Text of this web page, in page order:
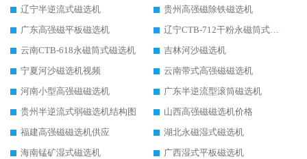
辽宁半逆流式磁选机
贵州高强磁除铁磁选机
广东高强磁平板磁选机
辽宁CTB-712干粉永磁筒式磁选机
云南CTB-618永磁筒式磁选机
吉林河沙磁选机
宁夏河沙磁选机视频
云南带式高强磁磁选机
河南小型高强磁磁选机
广东半逆流型滚筒磁选机
贵州半逆流式弱磁选机结构图
山西高强磁磁选机价格
福建高强磁磁选机供应
湖北永磁湿式磁选机
海南锰矿湿式磁选机
广西湿式平板磁选机